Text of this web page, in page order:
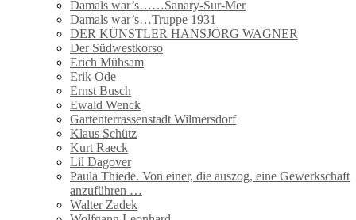
Damals war’s……Sanary-Sur-Mer
Damals war’s…Truppe 1931
DER KÜNSTLER HANSJÖRG WAGNER
Der Südwestkorso
Erich Mühsam
Erik Ode
Ernst Busch
Ewald Wenck
Gartenterrassenstadt Wilmersdorf
Klaus Schütz
Kurt Raeck
Lil Dagover
Paula Thiede. Von einer, die auszog, eine Gewerkschaft
anzuführen …
Walter Zadek